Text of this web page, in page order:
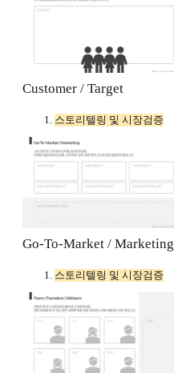
Customer / Target
스토리텔링 및 시장검증
Go-To-Market / Marketing
스토리텔링 및 시장검증